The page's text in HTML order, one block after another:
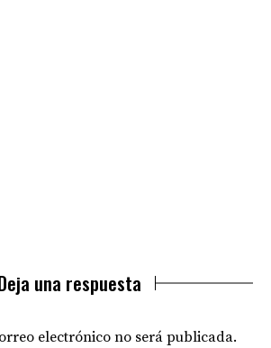
una respuesta
electrónico no será publicada.